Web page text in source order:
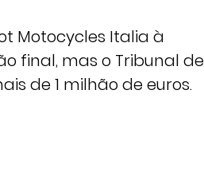
Motocycles Italia à
final, mas o Tribunal de
de 1 milhão de euros.